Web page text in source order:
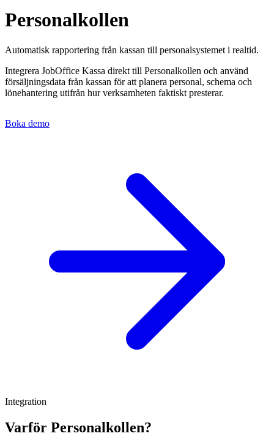
Personalkollen
Automatisk rapportering från kassan till personalsystemet i realtid.
Integrera JobOffice Kassa direkt till Personalkollen och använd
försäljningsdata från kassan för att planera personal, schema och
lönehantering utifrån hur verksamheten faktiskt presterar.
Boka demo
Integration
Varför Personalkollen?